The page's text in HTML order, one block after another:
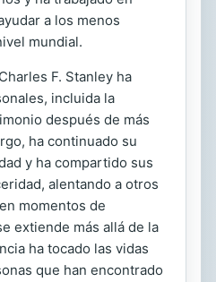
a los menos
mundial.
F. Stanley ha
incluida la
después de más
ha continuado su
y ha compartido sus
alentando a otros
momentos de
extiende más allá de la
ha tocado las vidas
que han encontrado